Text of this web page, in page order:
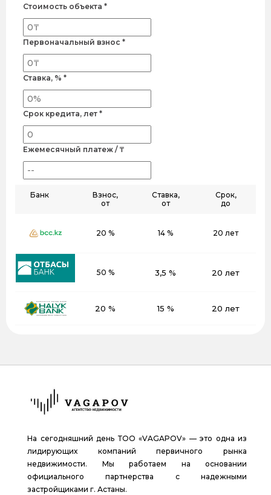
Стоимость объекта *
Первоначальный взнос *
Ставка, % *
Срок кредита, лет *
Ежемесячный платеж / ₸
Банк
Взнос,
от
Ставка,
от
Срок,
до
20 % 14 % 20 лет
50 % 3,5 % 20 лет
20 % 15 % 20 лет
На сегодняшний день ТОО «VAGAPOV» — это одна из
лидирующих компаний первичного рынка
недвижимости. Мы работаем на основании
официального партнерства с надежными
застройщиками г. Астаны.